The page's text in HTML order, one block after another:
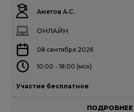
Аметов А.С.
ОНЛАЙН
08 сентября 2026
10:00 - 18:00 (мск)
Участие бесплатное
ПОДРОБНЕЕ